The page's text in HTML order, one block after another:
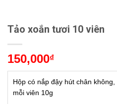
Tảo xoắn tươi 10 viên
150,000₫
Hộp có nắp đậy hút chân
mỗi viên 10g